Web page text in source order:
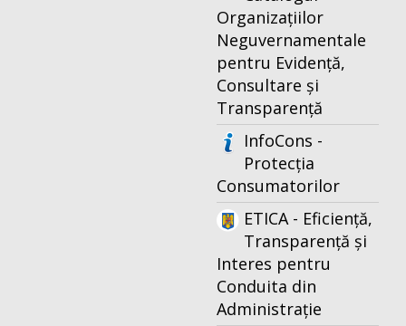
Organizațiilor
Neguvernamentale
pentru Evidență,
Consultare și
Transparență
InfoCons -
Protecția
Consumatorilor
ETICA - Eficiență,
Transparență și
Interes pentru
Conduita din
Administrație